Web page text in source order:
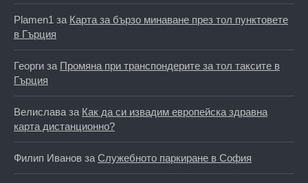
Plamen1 за Карта за бързо минаване през тол пунктовете
в Гърция
Георги за Промяна при транспондерите за тол таксите в
Гърция
Велислава за Как да си извадим европейска здравна
карта дистанционно?
Филип Иванов за Служебното паркиране в София